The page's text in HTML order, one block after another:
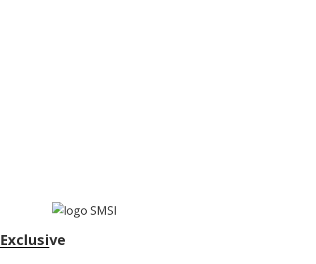
Exclusive